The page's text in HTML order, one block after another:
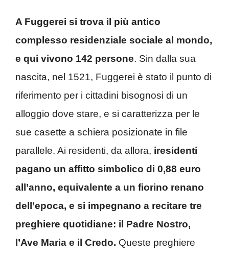
A Fuggerei si trova il più antico
complesso residenziale sociale al mondo,
e qui vivono 142 persone. Sin dalla sua
nascita, nel 1521, Fuggerei è stato il punto di
riferimento per i cittadini bisognosi di un
alloggio dove stare, e si caratterizza per le
sue casette a schiera posizionate in file
parallele. Ai residenti, da allora, iresidenti
pagano un affitto simbolico di 0,88 euro
all’anno, equivalente a un fiorino renano
dell’epoca, e si impegnano a recitare tre
preghiere quotidiane: il Padre Nostro,
l’Ave Maria e il Credo. Queste preghiere